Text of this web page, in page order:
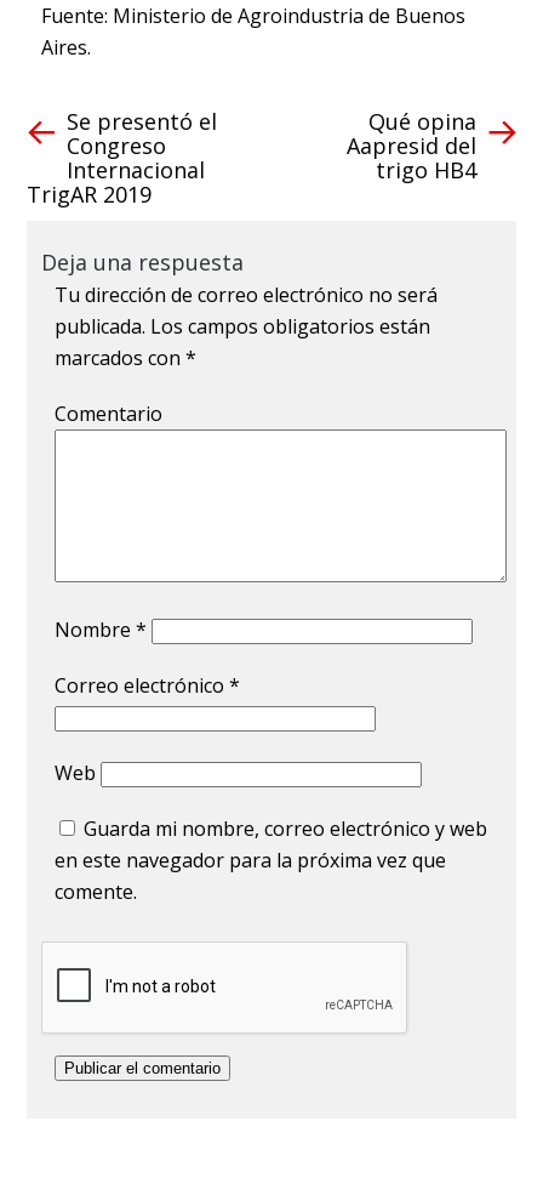
Fuente: Ministerio de Agroindustria de Buenos
Aires.
Se presentó el
Congreso
Internacional
TrigAR 2019
Qué opina
Aapresid del
trigo HB4
Deja una respuesta
Tu dirección de correo electrónico no será
publicada. Los campos obligatorios están
marcados con*
Comentario
Nombre*
Correo electrónico*
Web
Guarda mi nombre, correo electrónico y web
en este navegador para la próxima vez que
comente.